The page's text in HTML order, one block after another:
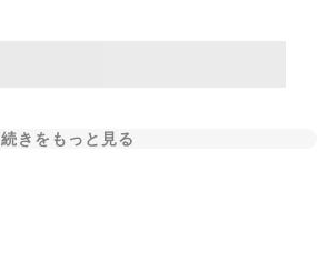
続きをもっと見る